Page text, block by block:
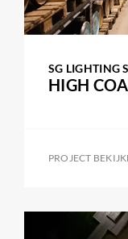
SG LIGHTING
HIGH
PROJECT